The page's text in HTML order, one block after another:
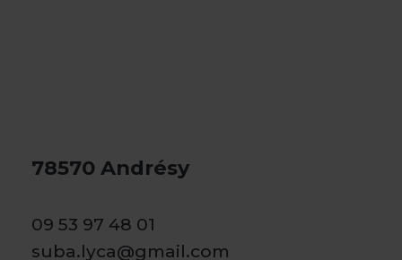
78570 Andrésy
09 53 97 48 01
suba.lyca@gmail.com